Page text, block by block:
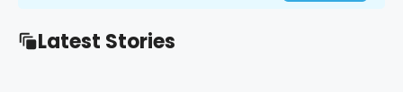
Latest Stories